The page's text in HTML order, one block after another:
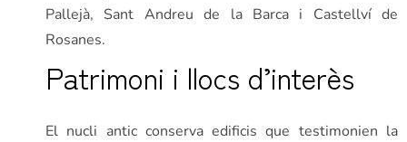
Pallejà, Sant Andreu de la Barca i Castellví de
Rosanes.
Patrimoni i llocs d’interès
El nucli antic conserva edificis que testimonien la